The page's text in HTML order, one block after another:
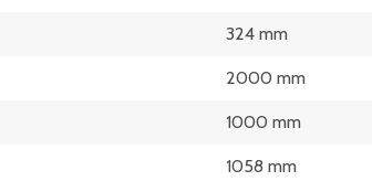
324 mm
2000 mm
1000 mm
1058 mm